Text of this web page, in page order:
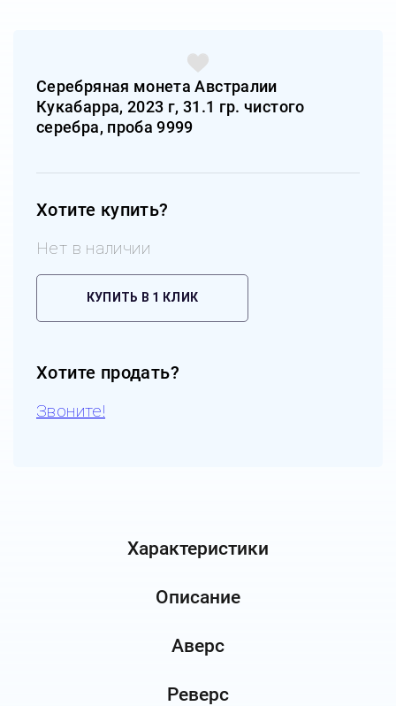
Серебряная монета Австралии
Кукабарра, 2023 г, 31.1 гр. чистого
серебра, проба 9999
Хотите купить?
Нет в наличии
КУПИТЬ В 1 КЛИК
Хотите продать?
Звоните!
Характеристики
Описание
Аверс
Реверс